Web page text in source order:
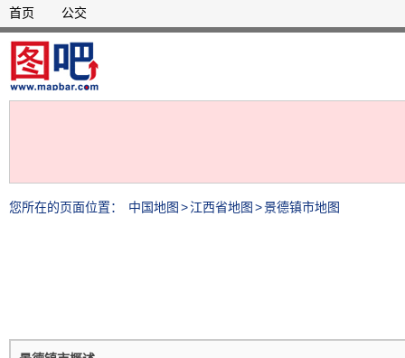
首页 公交
您所在的页面位置： 中国地图 >江西省地图 >景德镇市地图